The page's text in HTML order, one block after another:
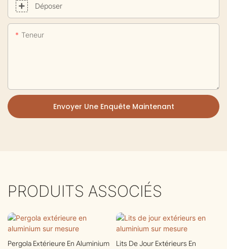
Déposer
Teneur
Envoyer Une Enquête Maintenant
PRODUITS ASSOCIÉS
Pergola Extérieure En Aluminium
Lits De Jour Extérieurs En